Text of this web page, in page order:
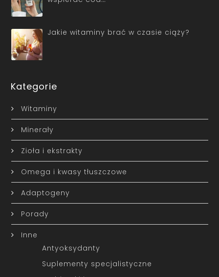
Jakie witaminy brać w czasie ciąży?
Kategorie
Witaminy
Minerały
Zioła i ekstrakty
Omega i kwasy tłuszczowe
Adaptogeny
Porady
Inne
Antyoksydanty
Suplementy specjalistyczne